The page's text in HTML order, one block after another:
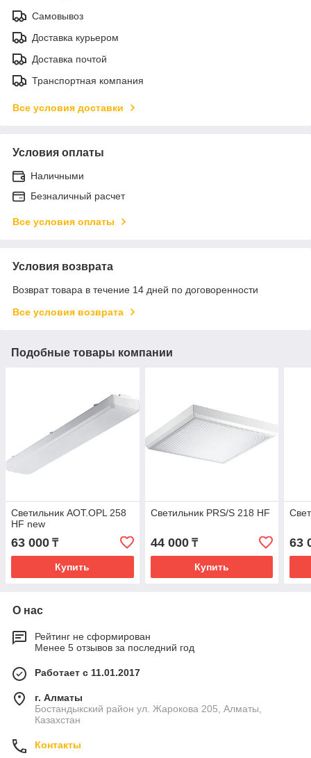
Самовывоз
Доставка курьером
Доставка почтой
Транспортная компания
Все условия доставки
Условия оплаты
Наличными
Безналичный расчет
Все условия оплаты
Условия возврата
Возврат товара в течение 14 дней по договоренности
Все условия возврата
Подобные товары компании
Светильник AOT.OPL 258
HF new
63 000 ₸
Купить
Светильник PRS/S 218 HF
44 000₸
Купить
63
О нас
Рейтинг не сформирован
Менее 5 отзывов за последний год
Работает с 11.01.2017
г. Алматы
Бостандыкский район ул. Жарокова 205, Алматы,
Казахстан
Контакты